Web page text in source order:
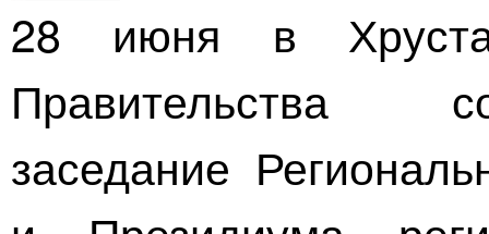
28 июня в
Правительства
заседание